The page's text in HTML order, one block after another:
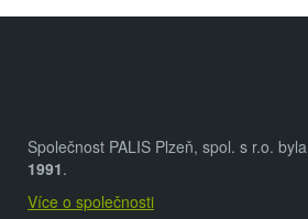
Společnost PALIS Plzeň, spol. s r.o. byla
1991.
Více o společnosti